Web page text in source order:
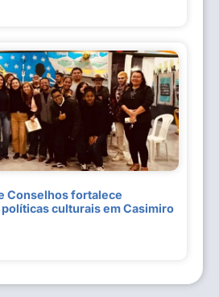
Conselhos fortalece
culturais em Casimiro